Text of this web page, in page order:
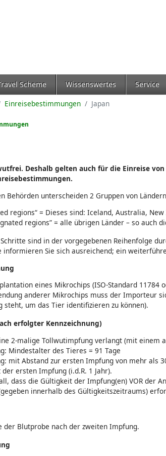
Scheme Wissenswertes Service
Einreisebestimmungen Japan
Deshalb gelten auch für die Einreise
Behörden unterscheiden 2 Gruppen von
regions“ = Dieses sind: Iceland, Australia,
regions” = alle übrigen Länder – so auch
sind in der vorgegebenen Reihenfolge
informieren Sie sich ausreichend; ein
eines Mikrochips (ISO-Standard 11784
anderer Mikrochips muss der Importeur
steht, um das Tier identifizieren zu können).
erfolgter Kennzeichnung)
2-malige Tollwutimpfung verlangt (mit einem
Mindestalter des Tieres = 91 Tage
mit Abstand zur ersten Impfung von mehr als
ersten Impfung (i.d.R. 1 Jahr).
dass die Gültigkeit der Impfung(en) VOR der
innerhalb des Gültigkeitszeitraums)
der Blutprobe nach der zweiten Impfung.